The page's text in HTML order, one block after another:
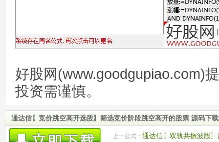
好股网(www.goodgupiao.com)
投资需谨慎。
通达信〖竞价跳空高开选股〗筛选竞价阶段跳空高开的股票 源码下
上一公式： 通达信〖双轨共振波段